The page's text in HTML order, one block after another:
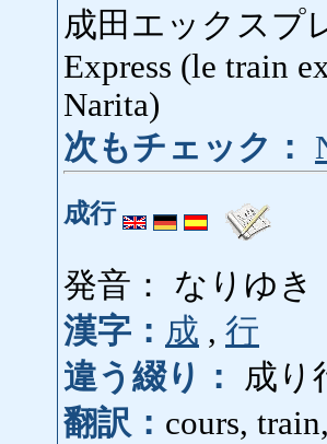
成田エックスプ
Express (le train
Narita)
次もチェック：
成行
発音： なりゆき
漢字： 成 , 行
違う綴り：
成り
翻訳： cours,